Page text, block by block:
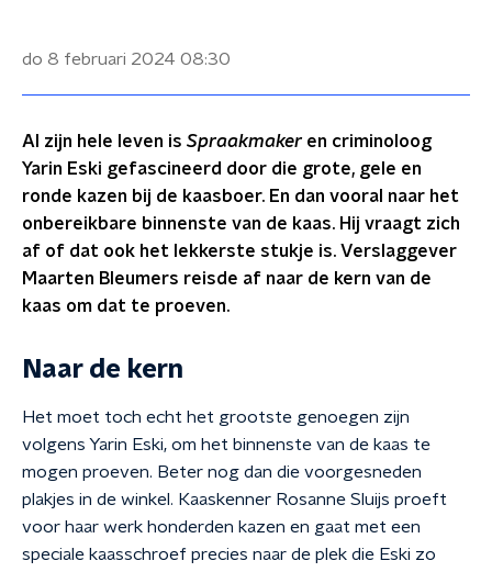
do 8 februari 2024 08:30
Al zijn hele leven is Spraakmaker en criminoloog
Yarin Eski gefascineerd door die grote, gele en
ronde kazen bij de kaasboer. En dan vooral naar het
onbereikbare binnenste van de kaas. Hij vraagt zich
af of dat ook het lekkerste stukje is. Verslaggever
Maarten Bleumers reisde af naar de kern van de
kaas om dat te proeven.
Naar de kern
Het moet toch echt het grootste genoegen zijn
volgens Yarin Eski, om het binnenste van de kaas te
mogen proeven. Beter nog dan die voorgesneden
plakjes in de winkel. Kaaskenner Rosanne Sluijs proeft
voor haar werk honderden kazen en gaat met een
speciale kaasschroef precies naar de plek die Eski zo